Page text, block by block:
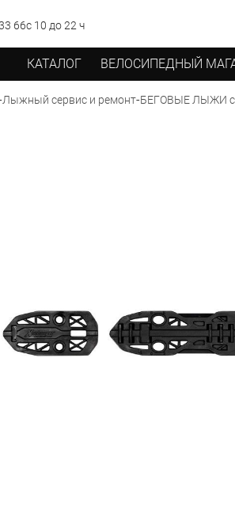
66с 10 до 22 ч
КАТАЛОГ ВЕЛОСИПЕДНЫЙ
Лыжный сервис и ремонт-БЕГОВЫЕ ЛЫЖИ